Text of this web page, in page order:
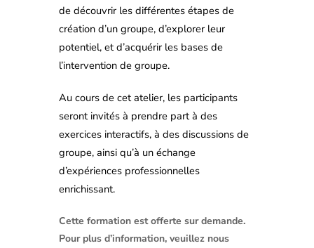
de découvrir les différentes étapes de
création d’un groupe, d’explorer leur
potentiel, et d’acquérir les bases de
l’intervention de groupe.
Au cours de cet atelier, les participants
seront invités à prendre part à des
exercices interactifs, à des discussions de
groupe, ainsi qu’à un échange
d’expériences professionnelles
enrichissant.
Cette formation est offerte sur demande.
Pour plus d’information, veuillez nous